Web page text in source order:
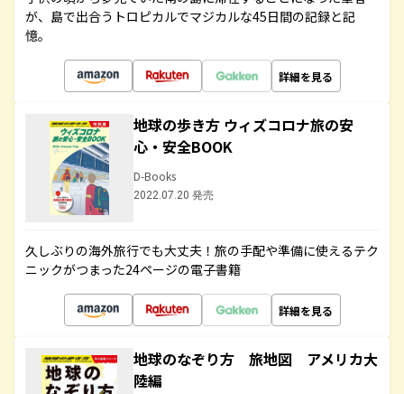
が、島で出合うトロピカルでマジカルな45日間の記録と記
憶。
詳細を見る
地球の歩き方 ウィズコロナ旅の安
心・安全BOOK
D-Books
2022.07.20 発売
久しぶりの海外旅行でも大丈夫！旅の手配や準備に使えるテク
ニックがつまった24ページの電子書籍
詳細を見る
地球のなぞり方 旅地図 アメリカ大
陸編